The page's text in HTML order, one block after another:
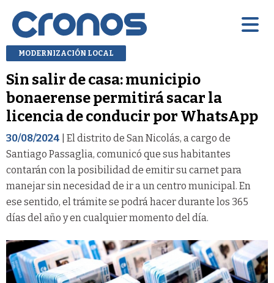
MODERNIZACIÓN LOCAL
Sin salir de casa: municipio
bonaerense permitirá sacar la
licencia de conducir por WhatsApp
30/08/2024 | El distrito de San Nicolás, a cargo de
Santiago Passaglia, comunicó que sus habitantes
contarán con la posibilidad de emitir su carnet para
manejar sin necesidad de ir a un centro municipal. En
ese sentido, el trámite se podrá hacer durante los 365
días del año y en cualquier momento del día.